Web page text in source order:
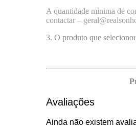
A quantidade mínima de
contactar –
3. O produto que
Avaliações
Ainda não existem